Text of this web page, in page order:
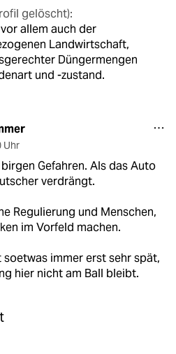
gelöscht):
allem auch der
Landwirtschaft,
Düngermengen
und -zustand.
Uhr
Gefahren. Als das Auto
verdrängt.
Regulierung und Menschen,
im Vorfeld machen.
immer erst sehr spät,
hier nicht am Ball bleibt.